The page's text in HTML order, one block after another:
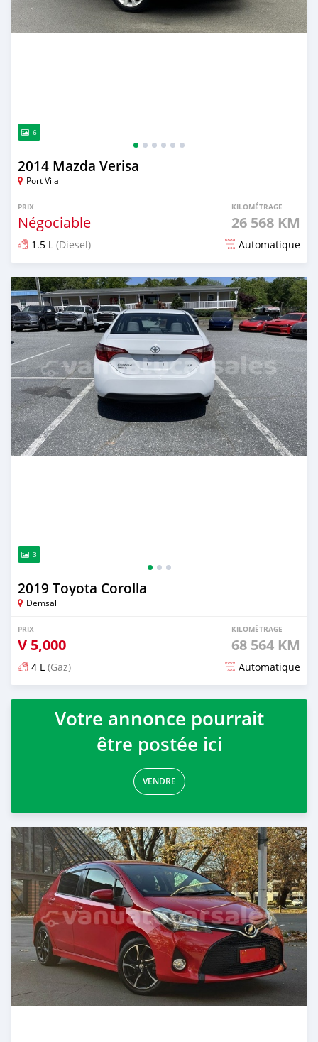
6
2014 Mazda Verisa
Port Vila
PRIX
Négociable
KILOMÉTRAGE
26 568 KM
1.5 L (Diesel) Automatique
Publié il y a environ 2 ans
3
2019 Toyota Corolla
Demsal
PRIX
V 5,000
KILOMÉTRAGE
68 564 KM
4 L (Gaz) Automatique
Publié il y a environ 2 ans
Votre annonce pourrait
être postée ici
VENDRE